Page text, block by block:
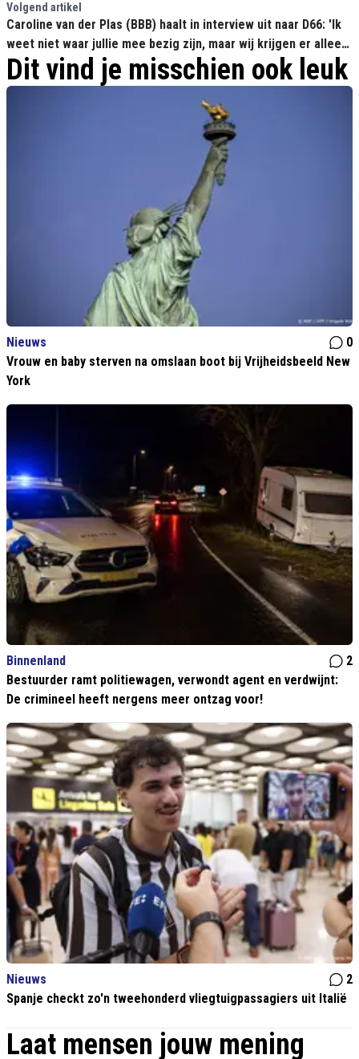
Boerenprotest rustig verlopen
Volgend artikel
Caroline van der Plas (BBB) haalt in interview uit naar D66: 'Ik
weet niet waar jullie mee bezig zijn, maar wij krijgen er alleen
maar leden erbij!"
Dit vind je misschien ook leuk
Nieuws
0
Vrouw en baby sterven na omslaan boot bij Vrijheidsbeeld New
York
Binnenland
2
Bestuurder ramt politiewagen, verwondt agent en verdwijnt:
De crimineel heeft nergens meer ontzag voor!
Nieuws
2
Spanje checkt zo'n tweehonderd vliegtuigpassagiers uit Italië
Laat mensen jouw mening